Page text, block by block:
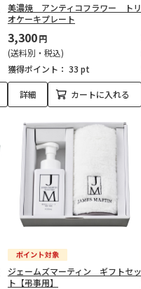
美濃焼 アンティコフラワー トリ
オケーキプレート
3,300円
(送料別・税込)
獲得ポイント： 33 pt
詳細 カートに入れる
ジェームズマーティン ギフトセッ
ト【弔事用】